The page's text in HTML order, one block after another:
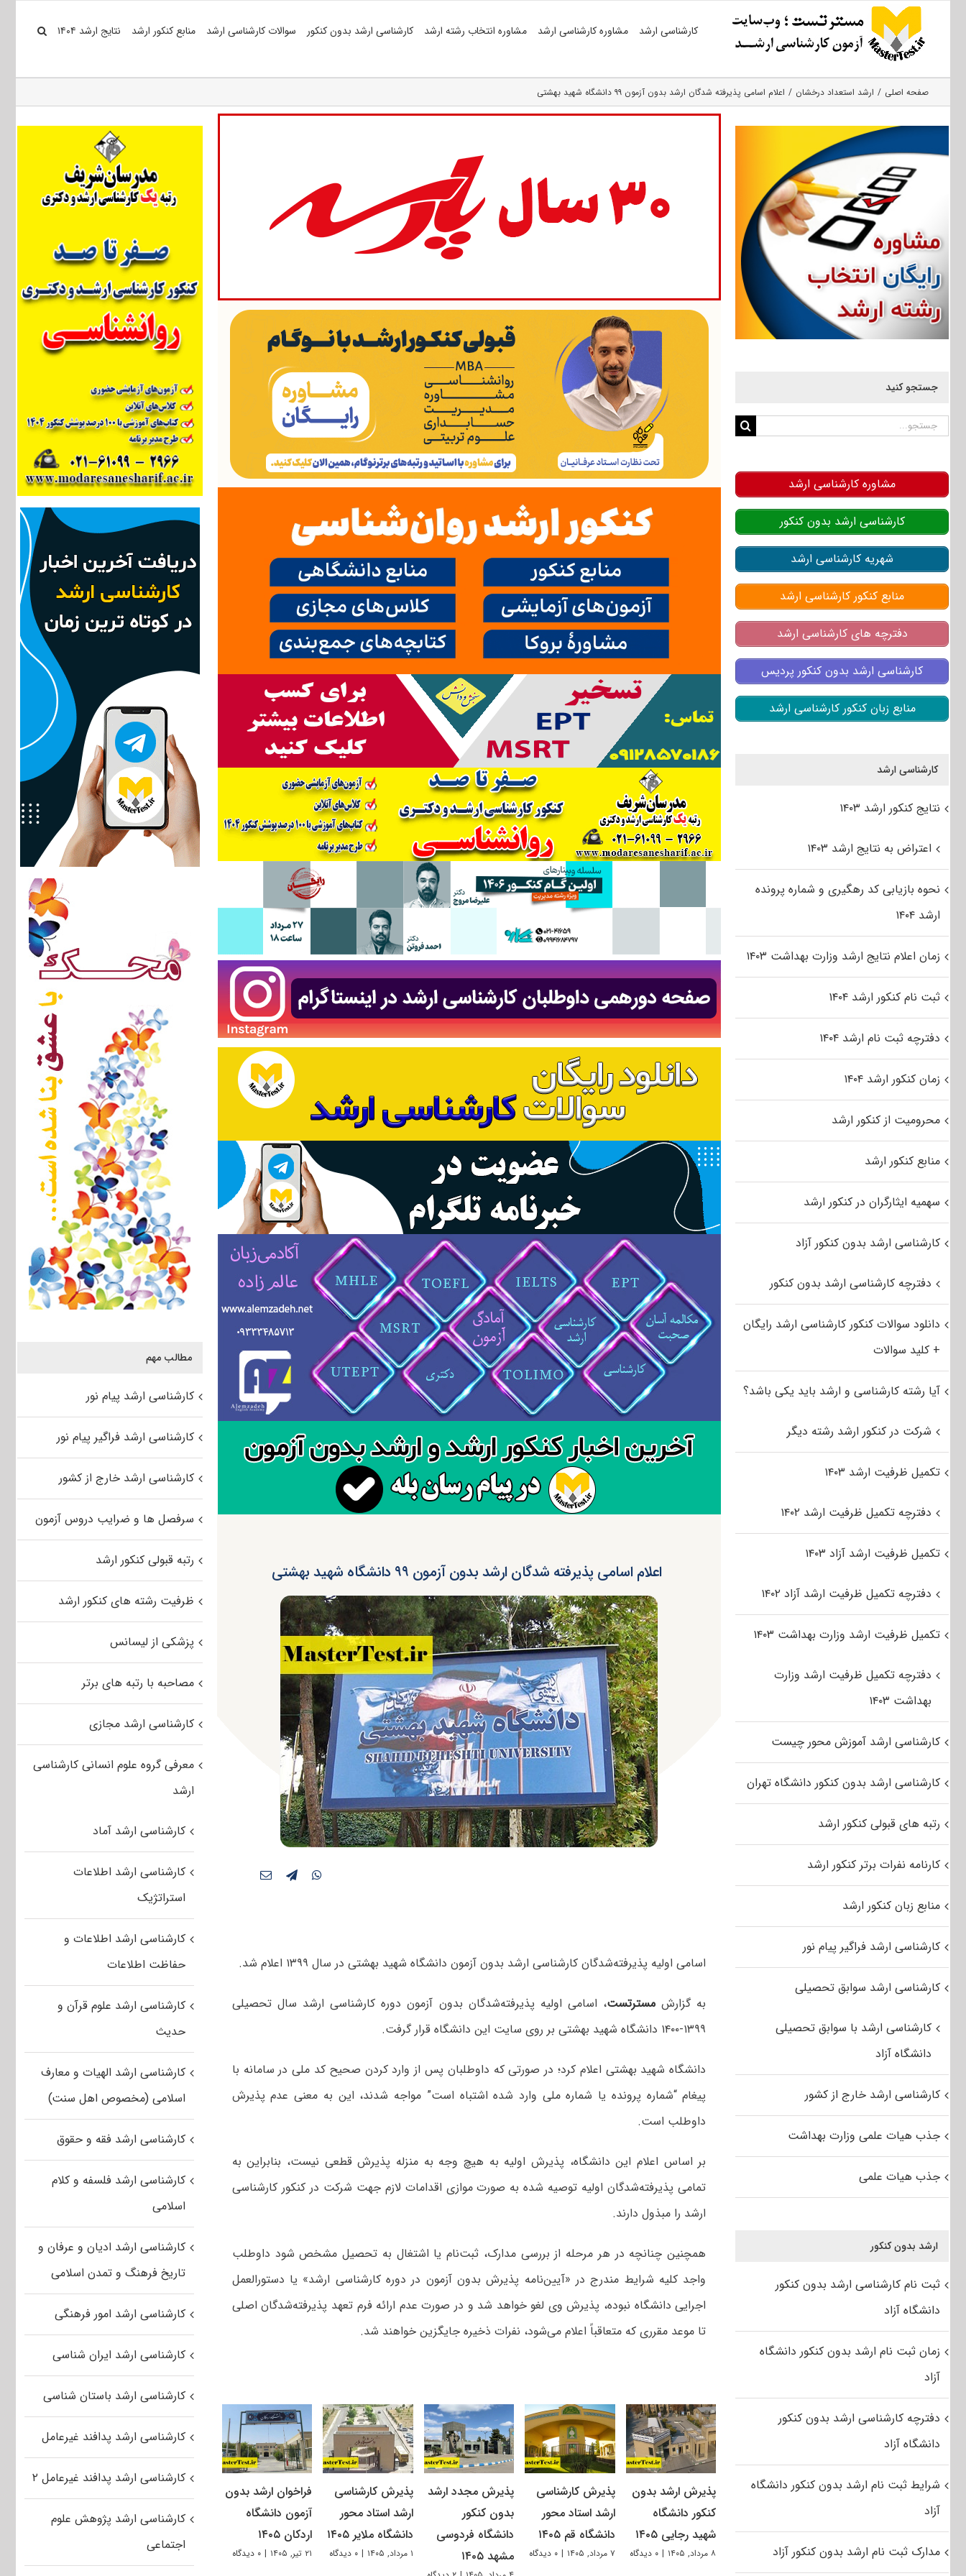
کارشناسی ارشد مشاوره کارشناسی ارشد مشاوره انتخاب رشته ارشد کارشناسی ارشد بدون کنکور سوالات کارشناسی ارشد منابع کنکور ارشد نتایج ارشد ۱۴۰۴
صفحه اصلی ارشد استعداد درخشان اعلام اسامی پذیرفته شدگان ارشد بدون آزمون ۹۹ دانشگاه شهید بهشتی
اعلام اسامی پذیرفته شدگان ارشد بدون آزمون ۹۹ دانشگاه شهید بهشتی
اسامی اولیه پذیرفته‌شدگان کارشناسی ارشد بدون آزمون دانشگاه شهید بهشتی در سال ۱۳۹۹ اعلام شد.
به گزارش مسترتست، اسامی اولیه پذیرفته‌شدگان بدون آزمون دوره کارشناسی ارشد سال تحصیلی
۱۳۹۹-۱۴۰۰ دانشگاه شهید بهشتی بر روی سایت این دانشگاه قرار گرفت.
دانشگاه شهید بهشتی اعلام کرد؛ در صورتی که داوطلبان پس از وارد کردن صحیح کد ملی در سامانه با
پیغام “شماره پرونده یا شماره ملی وارد شده اشتباه است” مواجه شدند، این به معنی عدم پذیرش
داوطلب است.
بر اساس اعلام این دانشگاه، پذیرش اولیه به هیچ وجه به منزله پذیرش قطعی نیست، بنابراین به
تمامی پذیرفته‌شدگان اولیه توصیه شده به صورت موازی اقدامات لازم جهت شرکت در کنکور کارشناسی
ارشد را مبذول دارند.
همچنین چنانچه در هر مرحله از بررسی مدارک، ثبت‌نام یا اشتغال به تحصیل مشخص شود داوطلب
واجد کلیه شرایط مندرج در «آیین‌نامه پذیرش بدون آزمون در دوره کارشناسی ارشد» یا دستورالعمل
اجرایی دانشگاه نبوده، پذیرش وی لغو خواهد شد و در صورت عدم ارائه فرم تعهد پذیرفته‌شدگان اصلی
تا موعد مقرری که متعاقباً اعلام می‌شود، نفرات ذخیره جایگزین خواهند شد.
پذیرش ارشد بدون
کنکور دانشگاه
شهید رجایی ۱۴۰۵
۸ مرداد, ۱۴۰۵ | ۰ دیدگاه
پذیرش کارشناسی
ارشد استاد محور
دانشگاه قم ۱۴۰۵
۷ مرداد, ۱۴۰۵ | ۰ دیدگاه
پذیرش مجدد ارشد
بدون کنکور
دانشگاه فردوسی
مشهد ۱۴۰۵
پذیرش کارشناسی
ارشد استاد محور
دانشگاه ملایر ۱۴۰۵
۱ مرداد, ۱۴۰۵ | ۰ دیدگاه
فراخوان ارشد بدون
آزمون دانشگاه
اردکان ۱۴۰۵
۲۱ تیر, ۱۴۰۵ | ۰ دیدگاه
مطالب مهم
کارشناسی ارشد پیام نور
کارشناسی ارشد فراگیر پیام نور
کارشناسی ارشد خارج از کشور
سرفصل ها و ضرایب دروس آزمون
رتبه قبولی کنکور ارشد
ظرفیت رشته های کنکور ارشد
پزشکی از لیسانس
مصاحبه با رتبه های برتر
کارشناسی ارشد مجازی
معرفی گروه علوم انسانی کارشناسی
ارشد
کارشناسی ارشد آماد
کارشناسی ارشد اطلاعات
استراتژیک
کارشناسی ارشد اطلاعات و
حفاظت اطلاعات
کارشناسی ارشد علوم قرآن و
حدیث
کارشناسی ارشد الهیات و معارف
اسلامی (مخصوص اهل سنت)
کارشناسی ارشد فقه و حقوق
کارشناسی ارشد فلسفه و کلام
اسلامی
کارشناسی ارشد ادیان و عرفان و
تاریخ فرهنگ و تمدن اسلامی
کارشناسی ارشد امور فرهنگی
کارشناسی ارشد ایران شناسی
کارشناسی ارشد باستان شناسی
کارشناسی ارشد پدافند غیرعامل
کارشناسی ارشد پدافند غیرعامل ۲
کارشناسی ارشد پژوهش علوم
اجتماعی
جستجو کنید
جستجو
مشاوره کارشناسی ارشد
کارشناسی ارشد بدون کنکور
شهریه کارشناسی ارشد
منابع کنکور کارشناسی ارشد
دفترچه های کارشناسی ارشد
کارشناسی ارشد بدون کنکور پردیس
منابع زبان کنکور کارشناسی ارشد
کارشناسی ارشد
نتایج کنکور ارشد ۱۴۰۳
اعتراض به نتایج ارشد ۱۴۰۳
نحوه بازیابی کد رهگیری و شماره پرونده
ارشد ۱۴۰۴
زمان اعلام نتایج ارشد وزارت بهداشت ۱۴۰۳
ثبت نام کنکور ارشد ۱۴۰۴
دفترچه ثبت نام ارشد ۱۴۰۴
زمان کنکور ارشد ۱۴۰۴
محرومیت از کنکور ارشد
منابع کنکور ارشد
سهمیه ایثارگران در کنکور ارشد
کارشناسی ارشد بدون کنکور آزاد
دفترچه کارشناسی ارشد بدون کنکور
دانلود سوالات کنکور کارشناسی ارشد رایگان
+ کلید سوالات
آیا رشته کارشناسی و ارشد باید یکی باشد؟
شرکت در کنکور ارشد رشته دیگر
تکمیل ظرفیت ارشد ۱۴۰۳
دفترچه تکمیل ظرفیت ارشد ۱۴۰۲
تکمیل ظرفیت ارشد آزاد ۱۴۰۳
دفترچه تکمیل ظرفیت ارشد آزاد ۱۴۰۲
تکمیل ظرفیت ارشد وزارت بهداشت ۱۴۰۳
دفترچه تکمیل ظرفیت ارشد وزارت
بهداشت ۱۴۰۳
کارشناسی ارشد آموزش محور چیست
کارشناسی ارشد بدون کنکور دانشگاه تهران
رتبه های قبولی کنکور ارشد
کارنامه نفرات برتر کنکور ارشد
منابع زبان کنکور ارشد
کارشناسی ارشد فراگیر پیام نور
کارشناسی ارشد سوابق تحصیلی
کارشناسی ارشد با سوابق تحصیلی
دانشگاه آزاد
کارشناسی ارشد خارج از کشور
جذب هیات علمی وزارت بهداشت
جذب هیات علمی
ارشد بدون کنکور
ثبت نام کارشناسی ارشد بدون کنکور
دانشگاه آزاد
زمان ثبت نام ارشد بدون کنکور دانشگاه
آزاد
دفترچه کارشناسی ارشد بدون کنکور
دانشگاه آزاد
شرایط ثبت نام ارشد بدون کنکور دانشگاه
آزاد
مدارک ثبت نام ارشد بدون کنکور آزاد